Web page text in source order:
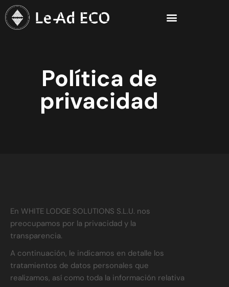
Política de
privacidad
En WHITE LODGE SOLUTIONS S.L.U. nos
preocupamos por la privacidad y la
transparencia.
A continuación, le indicamos en detalle los
tratamientos de datos personales que
realizamos, así como toda la información relativa